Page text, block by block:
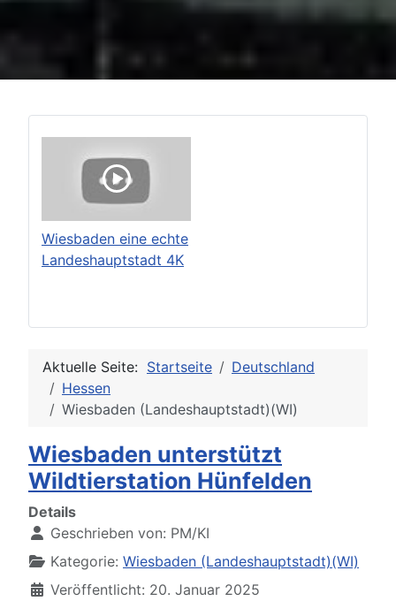
Wiesbaden eine echte
Landeshauptstadt 4K
Aktuelle Seite: Startseite
Deutschland
Hessen
Wiesbaden (Landeshauptstadt)(WI)
Wiesbaden unterstützt
Wildtierstation Hünfelden
Details
Geschrieben von: PM/KI
Kategorie: Wiesbaden (Landeshauptstadt)(WI)
Veröffentlicht: 20. Januar 2025